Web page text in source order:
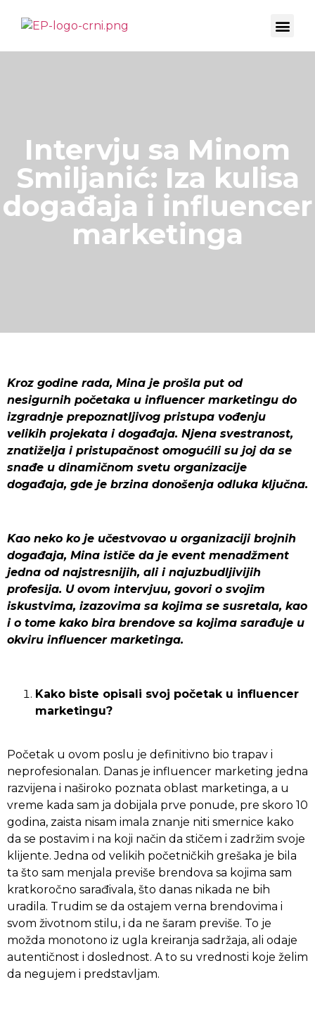
Intervju sa Minom
Smiljanić: Iza kulisa
događaja i influencer
marketinga
Kroz godine rada, Mina je prošla put od
nesigurnih početaka u influencer marketingu do
izgradnje prepoznatljivog pristupa vođenju
velikih projekata i događaja. Njena svestranost,
znatiželja i pristupačnost omogućili su joj da se
snađe u dinamičnom svetu organizacije
događaja, gde je brzina donošenja odluka ključna.
Kao neko ko je učestvovao u organizaciji brojnih
događaja, Mina ističe da je event menadžment
jedna od najstresnijih, ali i najuzbudljivijih
profesija. U ovom intervjuu, govori o svojim
iskustvima, izazovima sa kojima se susretala, kao
i o tome kako bira brendove sa kojima sarađuje u
okviru influencer marketinga.
Kako biste opisali svoj početak u influencer
marketingu?
Početak u ovom poslu je definitivno bio trapav i
neprofesionalan. Danas je influencer marketing jedna
razvijena i naširoko poznata oblast marketinga, a u
vreme kada sam ja dobijala prve ponude, pre skoro 10
godina, zaista nisam imala znanje niti smernice kako
da se postavim i na koji način da stičem i zadržim svoje
klijente. Jedna od velikih početničkih grešaka je bila
ta što sam menjala previše brendova sa kojima sam
kratkoročno sarađivala, što danas nikada ne bih
uradila. Trudim se da ostajem verna brendovima i
svom životnom stilu, i da ne šaram previše. To je
možda monotono iz ugla kreiranja sadržaja, ali odaje
autentičnost i doslednost. A to su vrednosti koje želim
da negujem i predstavljam.